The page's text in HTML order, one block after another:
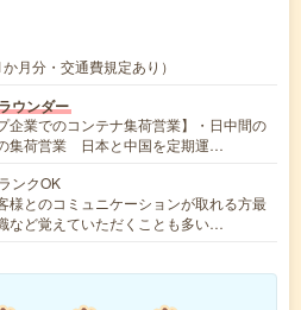
月分・交通費規定あり）
ウンダー
企業でのコンテナ集荷営業】・日中間の
集荷営業 日本と中国を定期運…
ンクOK
様とのコミュニケーションが取れる方最
など覚えていただくことも多い…